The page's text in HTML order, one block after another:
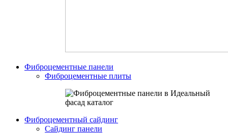
Фиброцементные панели
Фиброцементные плиты
Фиброцементный сайдинг
Сайдинг панели